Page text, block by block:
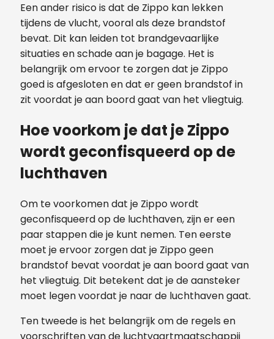
Een ander risico is dat de Zippo kan lekken
tijdens de vlucht, vooral als deze brandstof
bevat. Dit kan leiden tot brandgevaarlijke
situaties en schade aan je bagage. Het is
belangrijk om ervoor te zorgen dat je Zippo
goed is afgesloten en dat er geen brandstof in
zit voordat je aan boord gaat van het vliegtuig.
Hoe voorkom je dat je Zippo
wordt geconfisqueerd op de
luchthaven
Om te voorkomen dat je Zippo wordt
geconfisqueerd op de luchthaven, zijn er een
paar stappen die je kunt nemen. Ten eerste
moet je ervoor zorgen dat je Zippo geen
brandstof bevat voordat je aan boord gaat van
het vliegtuig. Dit betekent dat je de aansteker
moet legen voordat je naar de luchthaven gaat.
Ten tweede is het belangrijk om de regels en